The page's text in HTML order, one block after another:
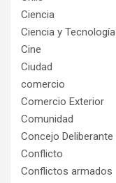
Ciencia
Ciencia y Tecnología
Cine
Ciudad
comercio
Comercio Exterior
Comunidad
Concejo Deliberante
Conflicto
Conflictos armados